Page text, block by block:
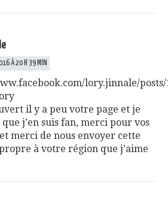
À 20 H 39 MIN
lory.jinnale/posts/
il y a peu votre page et je
j’en suis fan, merci pour vos
merci de nous envoyer cette
à votre région que j’aime